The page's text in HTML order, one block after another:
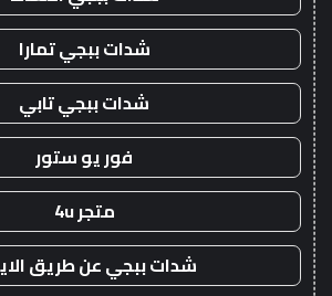
شدات ببجي تمارا
شدات ببجي تابي
فور يو ستور
متجر 4u
شدات ببجي عن طريق